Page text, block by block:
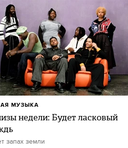
недели: Будет ласковый
запах земли
МУЗЫКА